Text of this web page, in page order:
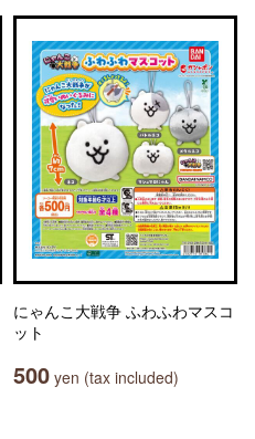
にゃんこ大戦争 ふわふわマスコ
ット
500 yen (tax included)